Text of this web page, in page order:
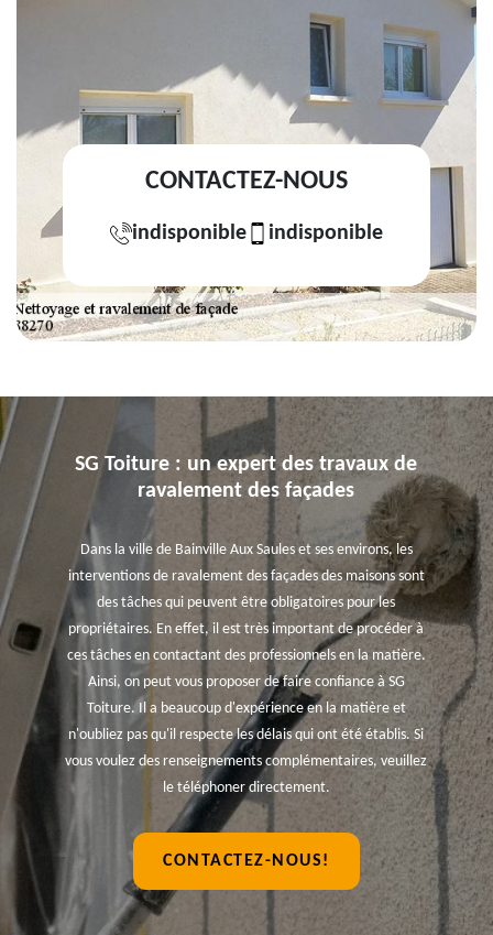
CONTACTEZ-NOUS
indisponible indisponible
SG Toiture : un expert des travaux de
ravalement des façades
Dans la ville de Bainville Aux Saules et ses environs, les
interventions de ravalement des façades des maisons sont
des tâches qui peuvent être obligatoires pour les
propriétaires. En effet, il est très important de procéder à
ces tâches en contactant des professionnels en la matière.
Ainsi, on peut vous proposer de faire confiance à SG
Toiture. Il a beaucoup d'expérience en la matière et
n'oubliez pas qu'il respecte les délais qui ont été établis. Si
vous voulez des renseignements complémentaires, veuillez
le téléphoner directement.
CONTACTEZ-NOUS!